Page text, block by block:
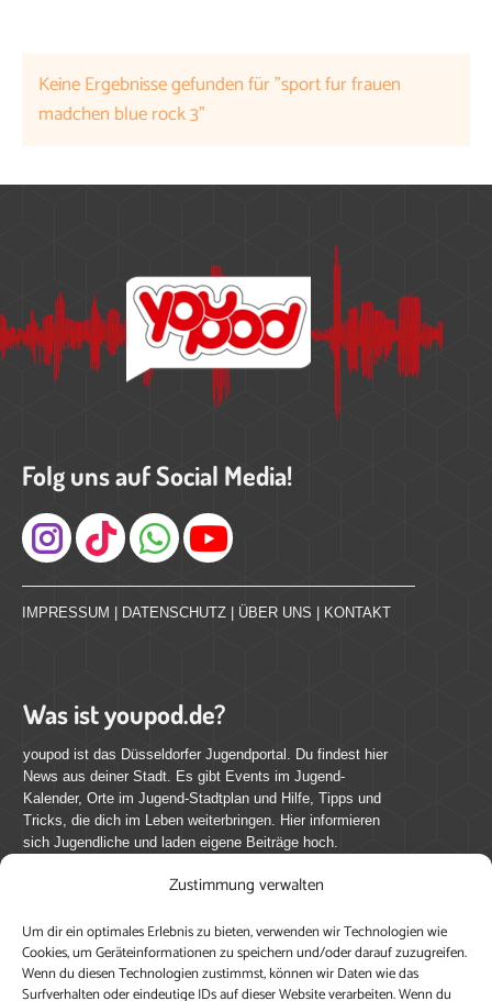
Zustimmung verwalten
Um dir ein optimales Erlebnis zu bieten, verwenden wir Technologien wie
Cookies, um Geräteinformationen zu speichern und/oder darauf zuzugreifen.
Wenn du diesen Technologien zustimmst, können wir Daten wie das
Surfverhalten oder eindeutige IDs auf dieser Website verarbeiten. Wenn du
Keine Ergebnisse gefunden für "sport fur frauen
madchen blue rock 3"
Folg uns auf Social Media!
Instagram
IMPRESSUM DATENSCHUTZ ÜBER UNS KONTAKT
Was ist youpod.de?
youpod ist das Düsseldorfer Jugendportal. Du findest hier
News aus deiner Stadt. Es gibt Events im Jugend-
Kalender, Orte im Jugend-Stadtplan und Hilfe, Tipps und
Tricks, die dich im Leben weiterbringen. Hier informieren
sich Jugendliche und laden eigene Beiträge hoch.
Mach mit bei youpod.de!
youpod.de lebt von Menschen wie dir. Sammel
journalistische Erfahrung, teile deine Perspektive und
veröffentliche deine Beiträge auf youpod.de.Du musst